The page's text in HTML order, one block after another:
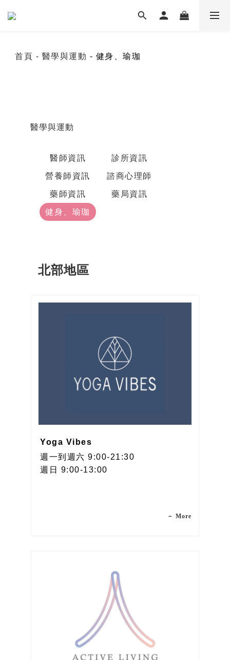
首頁 - 醫學與運動 - 健身、瑜珈
醫學與運動
醫師資訊 診所資訊
營養師資訊 諮商心理師
藥師資訊 藥局資訊
健身、瑜珈
北部地區
Yoga Vibes
週一到週六 9:00-21:30
週日 9:00-13:00
－ More